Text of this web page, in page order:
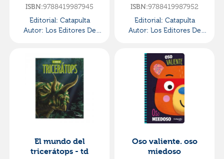
ISBN:9788419987945
Editorial: Catapulta
Autor: Los Editores De
ISBN:9788419987952
Editorial: Catapulta
Autor: Los Editores De
El mundo del
tricerátops - td
Oso valiente. oso
miedoso